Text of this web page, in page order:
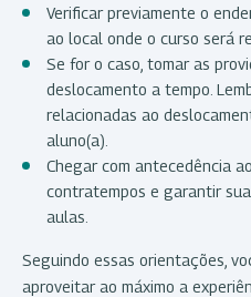
Verificar previamente o
ao local onde o curso será
Se for o caso, tomar as
deslocamento a tempo.
relacionadas ao
aluno(a).
Chegar com antecedência
contratempos e garantir
aulas.
Seguindo essas orientações,
aproveitar ao máximo a